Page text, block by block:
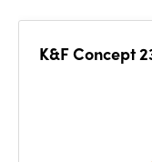
K&F Concept